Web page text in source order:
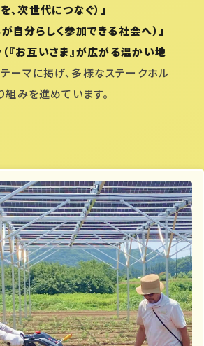
次世代につなぐ）」
自分らしく参加できる社会へ）」
お互いさま』が広がる温かい地
ーマに掲げ、多様なステークホル
組みを進めています。